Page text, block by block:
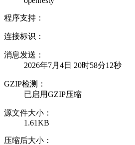
程序支持：
连接标识：
消息发送：
2026年7月4日 20时58分12秒
GZIP检测：
已启用GZIP压缩
源文件大小：
1.61KB
压缩后大小：